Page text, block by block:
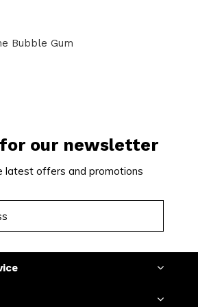
Browse all collections at
Bubble Gum
our newsletter
latest offers and promotions